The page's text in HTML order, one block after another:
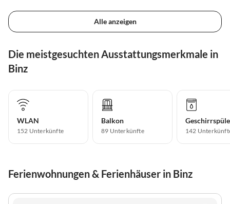
Alle anzeigen
Die meistgesuchten Ausstattungsmerkmale in
Binz
WLAN
152 Unterkünfte
Balkon
89 Unterkünfte 142
Ferienwohnungen & Ferienhäuser in Binz